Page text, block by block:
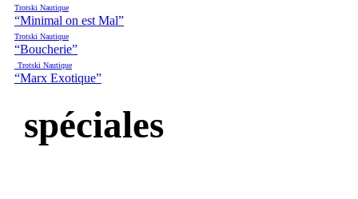
Trotski Nautique
“Minimal on est Mal”
Trotski Nautique
“Boucherie”
Trotski Nautique
“Marx Exotique”
spéciales